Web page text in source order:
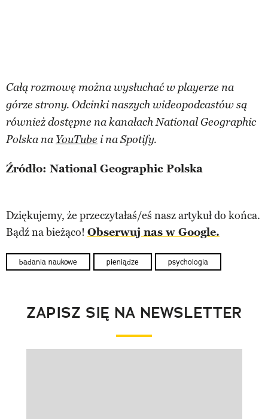
Całą rozmowę można wysłuchać w playerze na
górze strony. Odcinki naszych wideopodcastów są
również dostępne na kanałach National Geographic
Polska na YouTube i na Spotify.
Źródło: National Geographic Polska
Dziękujemy, że przeczytałaś/eś nasz artykuł do końca.
Bądź na bieżąco! Obserwuj nas w Google.
badania naukowe pieniądze psychologia
ZAPISZ SIĘ NA NEWSLETTER